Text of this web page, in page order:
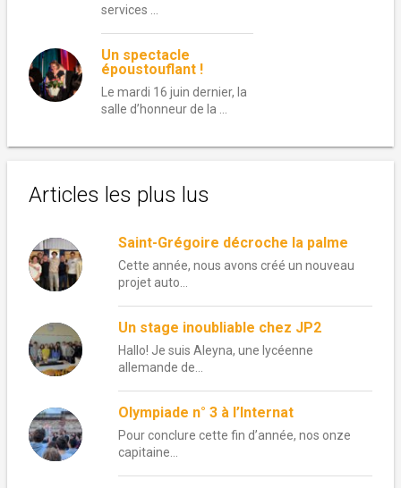
services …
Un spectacle
époustouflant !
Le mardi 16 juin dernier, la
salle d’honneur de la …
Articles les plus lus
Saint-Grégoire décroche la palme
Cette année, nous avons créé un nouveau
projet auto...
Un stage inoubliable chez JP2
Hallo! Je suis Aleyna, une lycéenne
allemande de...
Olympiade n° 3 à l’Internat
Pour conclure cette fin d’année, nos onze
capitaine...